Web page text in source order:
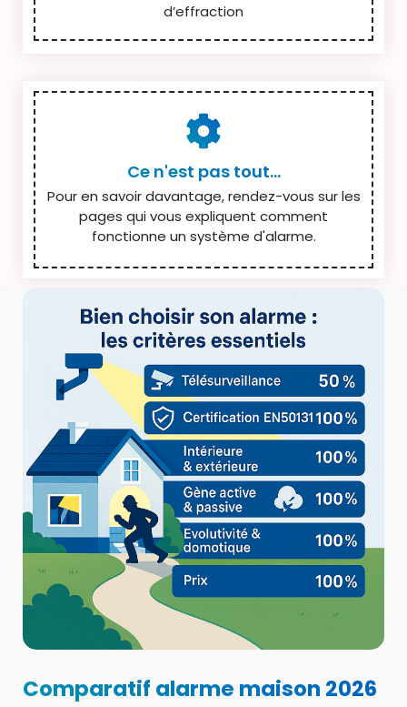
d’effraction
Ce n'est pas tout...
Pour en savoir davantage, rendez-vous sur les
pages qui vous expliquent comment
fonctionne un système d'alarme.
Comparatif alarme maison 2026